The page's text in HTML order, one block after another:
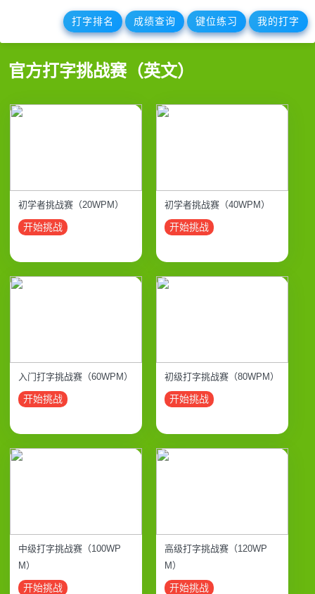
打字排名 成绩查询 键位练习 我的打字
官方打字挑战赛（英文）
初学者挑战赛（20WPM）
开始挑战
初学者挑战赛（40WPM）
开始挑战
入门打字挑战赛（60WPM）
开始挑战
初级打字挑战赛（80WPM）
开始挑战
中级打字挑战赛（100WP
M）
开始挑战
高级打字挑战赛（120WP
M）
开始挑战